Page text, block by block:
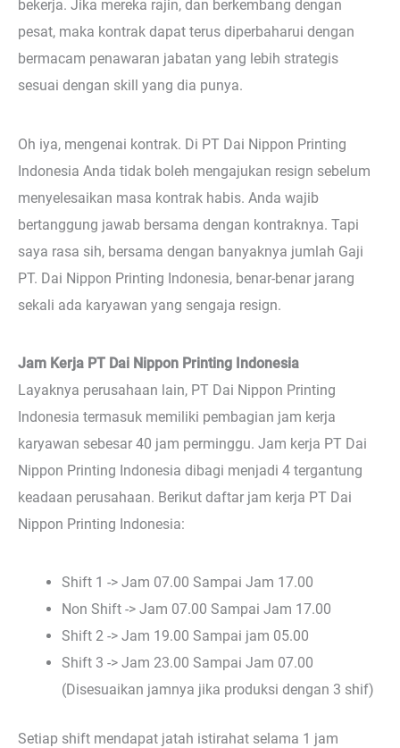
bekerja. Jika mereka rajin, dan berkembang dengan
pesat, maka kontrak dapat terus diperbaharui dengan
bermacam penawaran jabatan yang lebih strategis
sesuai dengan skill yang dia punya.
Oh iya, mengenai kontrak. Di PT Dai Nippon Printing
Indonesia Anda tidak boleh mengajukan resign sebelum
menyelesaikan masa kontrak habis. Anda wajib
bertanggung jawab bersama dengan kontraknya. Tapi
saya rasa sih, bersama dengan banyaknya jumlah Gaji
PT. Dai Nippon Printing Indonesia, benar-benar jarang
sekali ada karyawan yang sengaja resign.
Jam Kerja PT Dai Nippon Printing Indonesia
Layaknya perusahaan lain, PT Dai Nippon Printing
Indonesia termasuk memiliki pembagian jam kerja
karyawan sebesar 40 jam perminggu. Jam kerja PT Dai
Nippon Printing Indonesia dibagi menjadi 4 tergantung
keadaan perusahaan. Berikut daftar jam kerja PT Dai
Nippon Printing Indonesia:
Shift 1 -> Jam 07.00 Sampai Jam 17.00
Non Shift -> Jam 07.00 Sampai Jam 17.00
Shift 2 -> Jam 19.00 Sampai jam 05.00
Shift 3 -> Jam 23.00 Sampai Jam 07.00
(Disesuaikan jamnya jika produksi dengan 3 shif)
Setiap shift mendapat jatah istirahat selama 1 jam